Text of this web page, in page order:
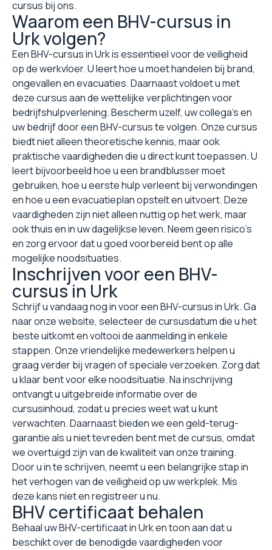
cursus bij ons.
Waarom een BHV-cursus in
Urk volgen?
Een BHV-cursus in Urk is essentieel voor de veiligheid
op de werkvloer. U leert hoe u moet handelen bij brand,
ongevallen en evacuaties. Daarnaast voldoet u met
deze cursus aan de wettelijke verplichtingen voor
bedrijfshulpverlening. Bescherm uzelf, uw collega's en
uw bedrijf door een BHV-cursus te volgen. Onze cursus
biedt niet alleen theoretische kennis, maar ook
praktische vaardigheden die u direct kunt toepassen. U
leert bijvoorbeeld hoe u een brandblusser moet
gebruiken, hoe u eerste hulp verleent bij verwondingen
en hoe u een evacuatieplan opstelt en uitvoert. Deze
vaardigheden zijn niet alleen nuttig op het werk, maar
ook thuis en in uw dagelijkse leven. Neem geen risico's
en zorg ervoor dat u goed voorbereid bent op alle
mogelijke noodsituaties.
Inschrijven voor een BHV-
cursus in Urk
Schrijf u vandaag nog in voor een BHV-cursus in Urk. Ga
naar onze website, selecteer de cursusdatum die u het
beste uitkomt en voltooi de aanmelding in enkele
stappen. Onze vriendelijke medewerkers helpen u
graag verder bij vragen of speciale verzoeken. Zorg dat
u klaar bent voor elke noodsituatie. Na inschrijving
ontvangt u uitgebreide informatie over de
cursusinhoud, zodat u precies weet wat u kunt
verwachten. Daarnaast bieden we een geld-terug-
garantie als u niet tevreden bent met de cursus, omdat
we overtuigd zijn van de kwaliteit van onze training.
Door u in te schrijven, neemt u een belangrijke stap in
het verhogen van de veiligheid op uw werkplek. Mis
deze kans niet en registreer u nu.
BHV certificaat behalen
Behaal uw BHV-certificaat in Urk en toon aan dat u
beschikt over de benodigde vaardigheden voor